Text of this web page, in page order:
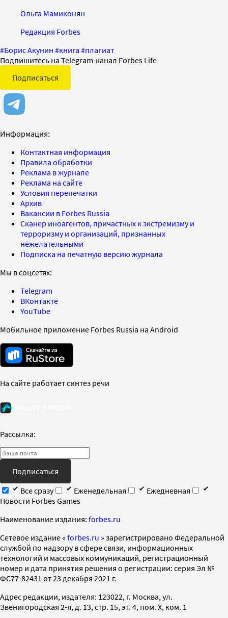
Ольга Мамиконян
Редакция Forbes
#Борис Акунин #книга #плагиат
Подпишитесь на Telegram-канал Forbes Life
Подписаться
Информация:
Контактная информация
Правила обработки
Реклама в журнале
Реклама на сайте
Условия перепечатки
Архив
Вакансии в Forbes Russia
Сканер иноагентов, причастных к экстремизму и
терроризму и организаций, признанных
нежелательными
Подписка на печатную версию журнала
Мы в соцсетях:
Telegram
ВКонтакте
YouTube
Мобильное приложение Forbes Russia на Android
На сайте работает синтез речи
Рассылка:
Подписаться
Все сразу
Еженедельная
Ежедневная
Новости Forbes Games
Наименование издания: forbes.ru
Cетевое издание « forbes.ru » зарегистрировано Федеральной
службой по надзору в сфере связи, информационных
технологий и массовых коммуникаций, регистрационный
номер и дата принятия решения о регистрации: серия Эл №
ФС77-82431 от 23 декабря 2021 г.
Адрес редакции, издателя: 123022, г. Москва, ул.
Звенигородская 2-я, д. 13, стр. 15, эт. 4, пом. X, ком. 1